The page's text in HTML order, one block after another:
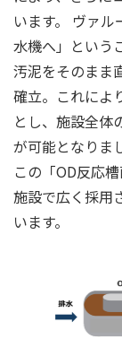
います。 ヴァ
水機へ」という
汚泥をそのまま
確立。これによ
とし、施設全体
が可能となりま
この「OD反応
施設で広く採用
います。